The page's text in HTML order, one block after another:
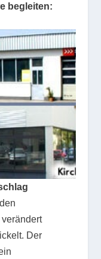
begleiten:
Der